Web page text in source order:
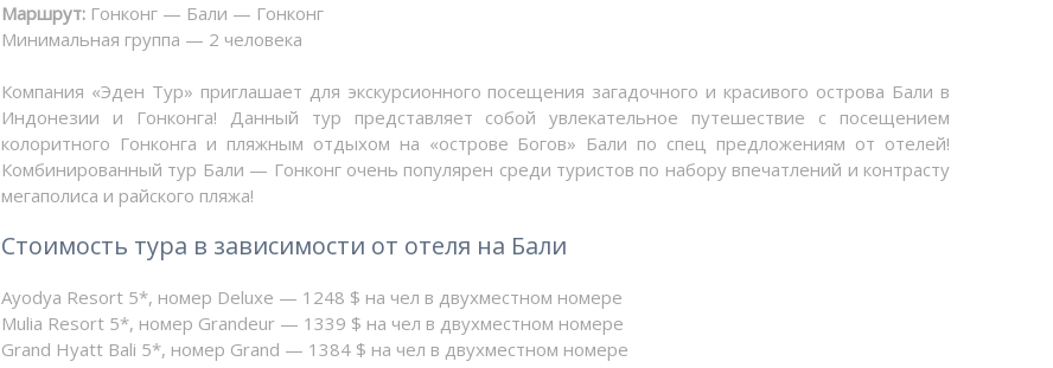
Маршрут: Гонконг — Бали — Гонконг
Минимальная группа — 2 человека
Компания «Эден Тур» приглашает для экскурсионного посещения загадочного и красивого острова Бали в
Индонезии и Гонконга! Данный тур представляет собой увлекательное путешествие с посещением
колоритного Гонконга и пляжным отдыхом на «острове Богов» Бали по спец предложениям от отелей!
Комбинированный тур Бали — Гонконг очень популярен среди туристов по набору впечатлений и контрасту
мегаполиса и райского пляжа!
Стоимость тура в зависимости от отеля на Бали
Ayodya Resort 5*, номер Deluxe — 1248 $ на чел в двухместном номере
Mulia Resort 5*, номер Grandeur — 1339 $ на чел в двухместном номере
Grand Hyatt Bali 5*, номер Grand — 1384 $ на чел в двухместном номере